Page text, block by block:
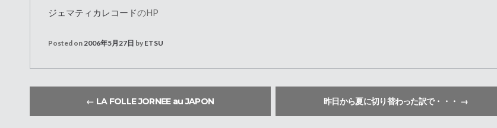
ジェマティカレコードのHP
Posted on 2006年5月27日 by ETSU
← LA FOLLE JORNEE au JAPON 昨日から夏に切り替わった訳で・・・ →